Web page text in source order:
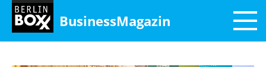
BusinessMagazin